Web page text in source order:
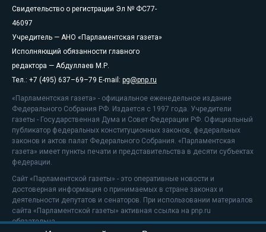
Свидетельство о регистрации Эл № ФС77-
46097
Учредитель — АНО «Парламентская газета»
Исполняющий обязанности главного
редактора — Абдуллаев М.Р.
Тел.: +7 (495) 637–69–79 E-mail: pg@pnp.ru
«Парламентская газета» - официальное еженедельное издание
Федерального Собрания РФ. Издается с 1997 года. Учредители
газеты - Государственная Дума и Совет Федерации РФ. Официальный
публикатор федеральных конституционных законов, федеральных
законов и актов палат Федерального Собрания. «Парламентская
газета» имеет пункты печати и представительства в десяти субъектах
федерации.
Сайт «Парламентской газеты» - это оперативные новости и
достоверная информация о принимаемых в стране законах и
деятельности депутатов и сенаторов. При использовании материалов
сайта «Парламентской газеты» активная ссылка на pnp.ru
обязательна.